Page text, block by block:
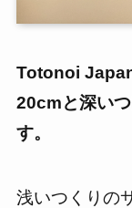
Totonoi Japan
20cmと深い
す。
浅いつくりの